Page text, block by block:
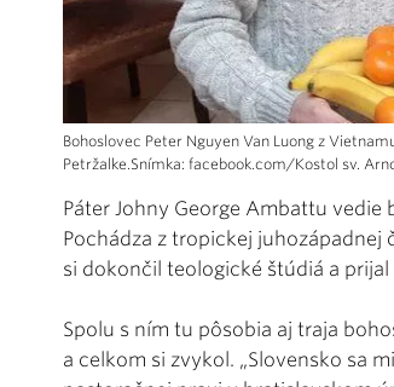
Bohoslovec Peter Nguyen Van Luong z
Petržalke.Snímka: facebook.com/Kostol sv.
Páter Johny George Ambattu
Pochádza z tropickej juhozápadnej
si dokončil teologické štúdiá a
Spolu s ním tu pôsobia aj traja
a celkom si zvykol. „Slovensko sa